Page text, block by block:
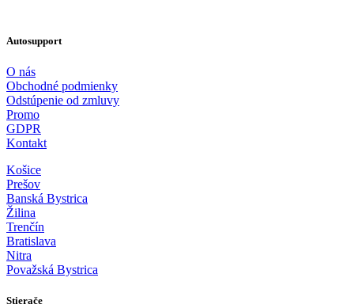
Autosupport
O nás
Obchodné podmienky
Odstúpenie od zmluvy
Promo
GDPR
Kontakt
Košice
Prešov
Banská Bystrica
Žilina
Trenčín
Bratislava
Nitra
Považská Bystrica
Stierače